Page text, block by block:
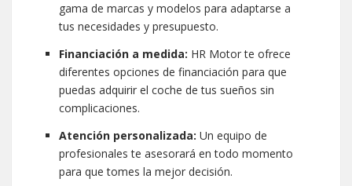
gama de marcas y modelos para adaptarse a
tus necesidades y presupuesto.
Financiación a medida: HR Motor te ofrece
diferentes opciones de financiación para que
puedas adquirir el coche de tus sueños sin
complicaciones.
Atención personalizada: Un equipo de
profesionales te asesorará en todo momento
para que tomes la mejor decisión.